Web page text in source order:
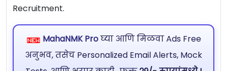
Recruitment.
MahaNMK Proघ्या आणि मिळवा Ads Free
अनुभव, तसेच Personalized Email Alerts, Mock